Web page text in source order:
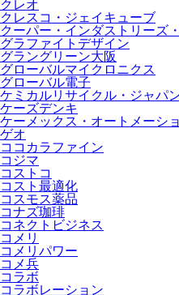
クレオ
クレスコ・ジェイキューブ
クーパー・インダストリーズ
グラファイトデザイン
グラングリーン大阪
グローバルマイクロニクス
グローバル電子
ケミカルリサイクル・ジャパ
ケーズデンキ
ケーメックス・オートメーシ
ゲオ
ココカラファイン
コジマ
コストコ
コスト最適化
コスモス薬品
コナズ珈琲
コネクトビジネス
コメリ
コメリパワー
コメ兵
コラボ
コラボレーション